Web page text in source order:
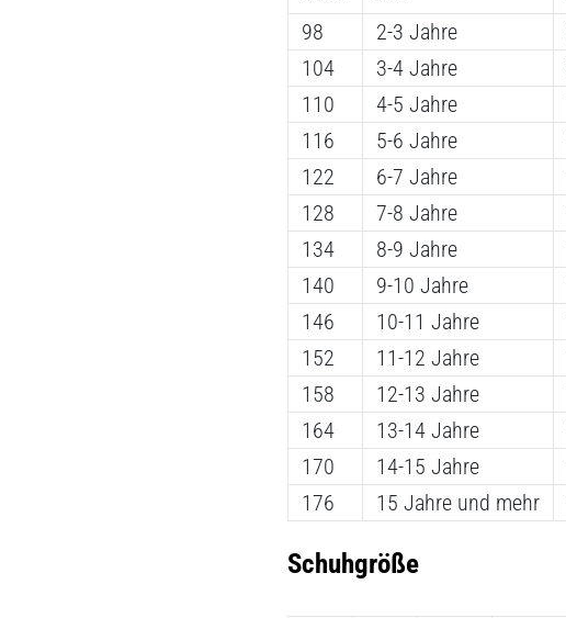
98
104
110
116
122
128
134
140
146
152
158
164
170
176
2-3 Jahre
3-4 Jahre
4-5 Jahre
5-6 Jahre
6-7 Jahre
7-8 Jahre
8-9 Jahre
9-10 Jahre
10-11 Jahre
11-12 Jahre
12-13 Jahre
13-14 Jahre
14-15 Jahre
15 Jahre und mehr
Schuhgröße